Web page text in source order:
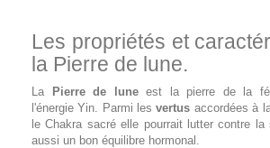
Les propriétés et
la Pierre de lune.
La Pierre de luneest la pierre de la
l'énergie Yin. Parmi lesvertus accordées à
le Chakra sacré elle pourrait lutter contre
aussi un bon équilibre hormonal.